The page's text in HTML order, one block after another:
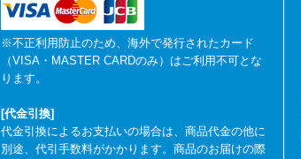
※不正利用防止のため、海外で発行されたカード
（VISA・MASTER CARDのみ）はご利用不可とな
ります。
[代金引換]
代金引換によるお支払いの場合は、商品代金の他に
別途、代引手数料がかかります。商品のお届けの際